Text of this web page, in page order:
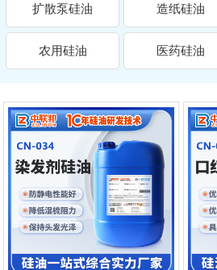
扩散泵硅油 造纸硅油
农用硅油 医药硅油